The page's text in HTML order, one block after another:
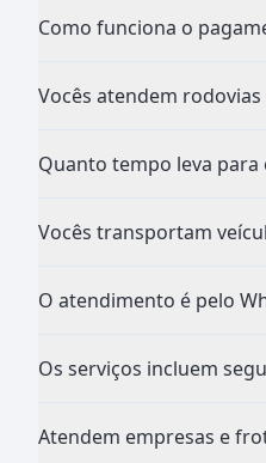
Como funciona o
Vocês atendem
Quanto tempo leva para
Vocês transportam
O atendimento é pelo
Os serviços incluem
Atendem empresas e